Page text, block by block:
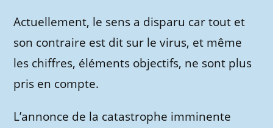
Actuellement, le sens a disparu car tout et
son contraire est dit sur le virus, et même
les chiffres, éléments objectifs, ne sont plus
pris en compte.
L’annonce de la catastrophe imminente